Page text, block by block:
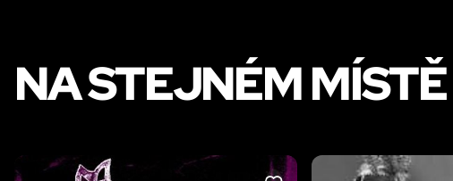
NA STEJNÉM MÍSTĚ